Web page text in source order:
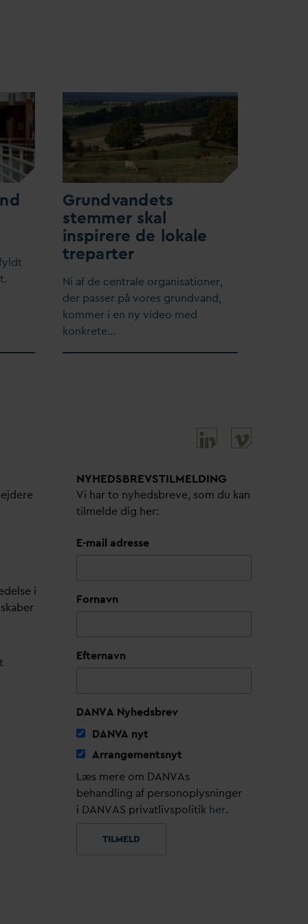
Grundvandets
stemmer skal
inspirere de lokale
treparter
​Ni af de centrale organisationer,
der passer på vores grundvand,
kommer i en ny video med
konkrete…
i
NYHEDSBREVS­TILMELDING
Vi har to nyhedsbreve, som du kan
tilmelde dig her:
E-mail adresse
Fornavn
Efternavn
DANVA Nyhedsbrev
DANVA nyt
Arrangementsnyt
Læs mere om DANVAs
behandling af personoplysninger
i DANVAS privatlivspolitik her.